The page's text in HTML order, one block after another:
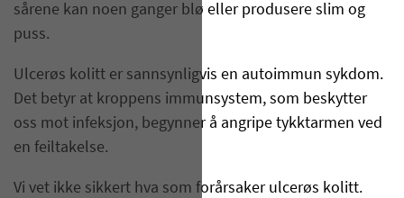
sårene kan noen ganger blø eller produsere slim og
puss.
Ulcerøs kolitt er sannsynligvis en autoimmun sykdom.
Det betyr at kroppens immunsystem, som beskytter
oss mot infeksjon, begynner å angripe tykktarmen ved
en feiltakelse.
Vi vet ikke sikkert hva som forårsaker ulcerøs kolitt.